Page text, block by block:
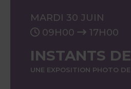
MARDI 30 JUIN
09H00
17H00
INSTANTS
UNE EXPOSITION PHOTO